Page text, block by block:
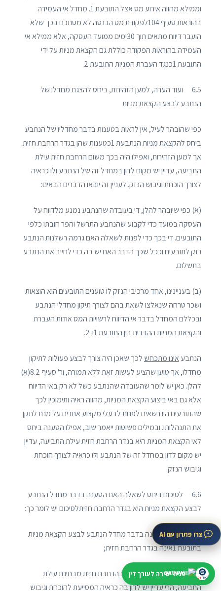
וממילא מהווה אירוע מס אצל התובעת 1. מחדל אי העמידה
בהוראות סעיף 104לפקודת מס הכנסה לא מסתכם בכך שלא
הועבר דיווח מתאים תוך 30ימים ממועד העסקה, אלא ממילא אי
העמידה בהוראות הפקודה כוללת גם הקצאת מניות על ידי
התובעת 1כנגד העברת המניות התובעת 2.
6.5 ועוד הערה, למען הזהירות, ביחס להצגת מחדלו של
הנתבע לבצע הקצאת מניות
כפי שהובהר לעיל, אין לראות בטענות בדבר מחדליו של הנתבע
ביחס להקצאת מניות הנתבעת 1כטענות שהן בגדר הרחבת חזית.
אך למען הזהירות, ואפילו היה בכך משום הרחבת חזית עילת
התביעה, עדיין יש מקום לדון במחדל זה של הנתבע ולו כראיה
לצורך הוכחת וגיבוש הנזק. לעניין זה יובאו הדברים הבאים:
(א) כפי שיובהר להלן, די בעובדה שהנתבע נמנע מלדווח על
העסקה במועד כדי לקבוע שהנתבע התרשל והפר חובתו כלפי
התובעים. די בכך כדי לפנות לשאלה האם גרמה רשלנות הנתבע
נזק לתובעים וככל שכך הדבר האם יש בה כדי לחייב את הנתבע
בתשלום.
(ב) בעניינינו, אחד מרכיבי הנזק לו טוענים התובעים הוא הוצאות
ושכר טרחה שנאלצו לשאת בהם לצורך תיקון מחדלי הנתבע
ובכללם המחדל בדבר אי הדיווח לרשויות המס אודות העברת
והקצאת המניות ההדדית בין התובעת 1ו-2.
הנתבע אינו מתכחש לכך שאכן היה צורך לבצע פעולות לתיקון
מחדלו, אך טוען שהציע לעשות זאת ללא תמורה, ור' סעיף 8.2(א)
להלן. כאן יש לומר שהעובדה שהנתבע כשל לא רק באי הדיווח
אלא גם באי ביצוע הקצאת המניות, מהווה ראיה ותימוכין לכך
שהתובעים היו רשאים לפנות לבעלי מקצוע אחרים על מנת לתקן
את התנהלותו. ובמילים פשוטות ייאמר שוב, אפילו הטענה ביחס
לאי הקצאת המניות היא בגדר הרחבת חזית עילת התביעה, עדיין
יש מקום לדון במחדל זה של הנתבע ולו כראיה לצורך הוכחת
וגיבוש הנזק.
6.6 לסיכום ביחס לשאלה האם הטענה בדבר מחדל הנתבע
לבצע הקצאת מניות היא בגדר הרחבת חזיתלסיכום יש לומר כך:
– ראשית, הטענה בדבר מחדל הנתבע לבצע הקצאת מניות
בתובעת 1אינה בגדר הרחבת חזית;
– שנית, אפילו היה מדובר בהרחבת חזית מבחינת עילת
התביעה, הרי עדיין יש לדון בה כראיה המסייעת להוכחת וגיבוש
צרו פתרון עם AI
פניה ישירה לעורך דין